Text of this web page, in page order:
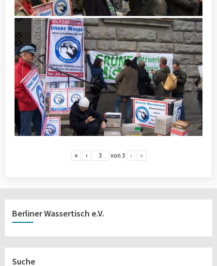
« ‹ von 3 › »
Berliner Wassertisch e.V.
Suche